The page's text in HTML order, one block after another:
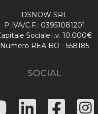
DSNOW SRL
P.IVA/C.F.: 03951081201
Sociale i.v. 10.000€
Numero REA BO - 558185
SOCIAL